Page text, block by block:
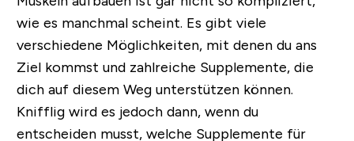
wie es manchmal scheint. Es gibt viele
verschiedene Möglichkeiten, mit denen du ans
Ziel kommst und zahlreiche Supplemente, die
dich auf diesem Weg unterstützen können.
Knifflig wird es jedoch dann, wenn du
entscheiden musst, welche Supplemente für